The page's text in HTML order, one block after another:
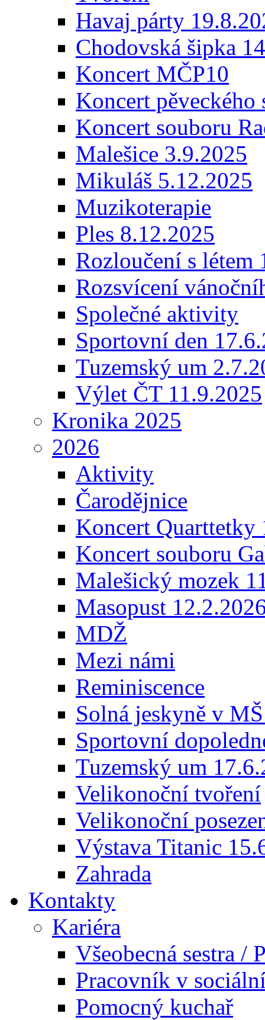
Havaj párty
Chodovská šipka
Koncert MČP10
Koncert pěveckého
Koncert souboru
Malešice 3.9.2025
Mikuláš 5.12.2025
Muzikoterapie
Ples 8.12.2025
Rozloučení s létem
Rozsvícení
Společné aktivity
Sportovní den
Tuzemský um
Výlet ČT 11.9.2025
Kronika 2025
2026
Aktivity
Čarodějnice
Koncert Quarttetky
Koncert souboru
Malešický mozek
Masopust
MDŽ
Mezi námi
Reminiscence
Solná jeskyně v
Sportovní
Tuzemský um
Velikonoční tvoření
Velikonoční
Výstava Titanic
Zahrada
Kontakty
Kariéra
Všeobecná sestra /
Pracovník v
Pomocný kuchař